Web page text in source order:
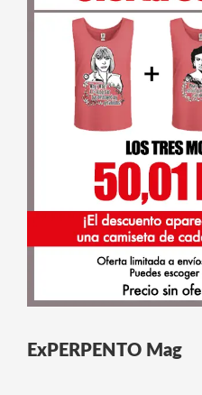
ExPERPENTO Mag